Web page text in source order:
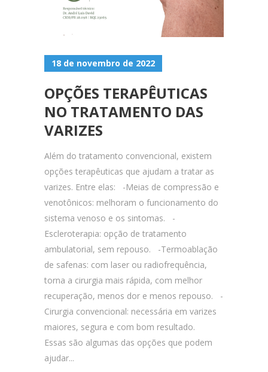
18 de novembro de 2022
OPÇÕES TERAPÊUTICAS
NO TRATAMENTO DAS
VARIZES
Além do tratamento convencional, existem
opções terapêuticas que ajudam a tratar as
varizes. Entre elas: -Meias de compressão e
venotônicos: melhoram o funcionamento do
sistema venoso e os sintomas. -
Escleroterapia: opção de tratamento
ambulatorial, sem repouso. -Termoablação
de safenas: com laser ou radiofrequência,
torna a cirurgia mais rápida, com melhor
recuperação, menos dor e menos repouso. -
Cirurgia convencional: necessária em varizes
maiores, segura e com bom resultado.
Essas são algumas das opções que podem
ajudar...